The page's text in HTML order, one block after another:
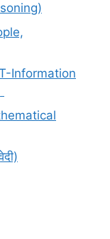
Information